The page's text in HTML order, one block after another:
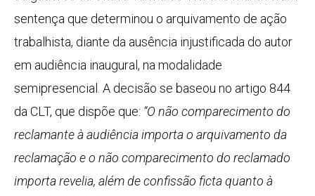
sentença que determinou o arquivamento de ação
trabalhista, diante da ausência injustificada do autor
em audiência inaugural, na modalidade
semipresencial. A decisão se baseou no artigo 844
da CLT, que dispõe que: “O não comparecimento do
reclamante à audiência importa o arquivamento da
reclamação e o não comparecimento do reclamado
importa revelia, além de confissão ficta quanto à